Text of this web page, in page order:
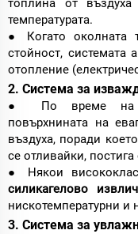
топлина от
температурата.
● Когато околната
стойност,
отопление
2. Система за
● По време на
повърхнината на
въздуха, поради
се отливайки,
● Някои
силикагелово
нискотемпературни и
3. Система за